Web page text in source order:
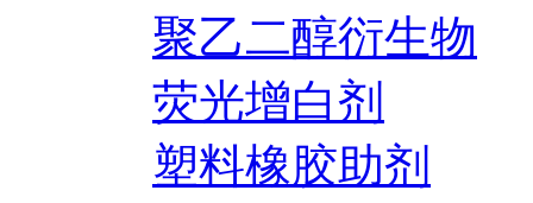
聚乙二醇衍生物
荧光增白剂
塑料橡胶助剂